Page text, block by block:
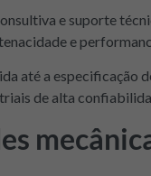
e suporte
e
até a especificação
de alta